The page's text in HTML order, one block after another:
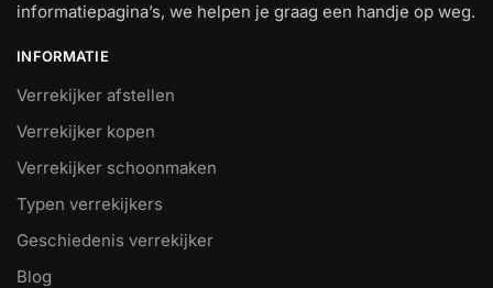
informatiepagina’s, we helpen je graag een handje op weg.
INFORMATIE
Verrekijker afstellen
Verrekijker kopen
Verrekijker schoonmaken
Typen verrekijkers
Geschiedenis verrekijker
Blog